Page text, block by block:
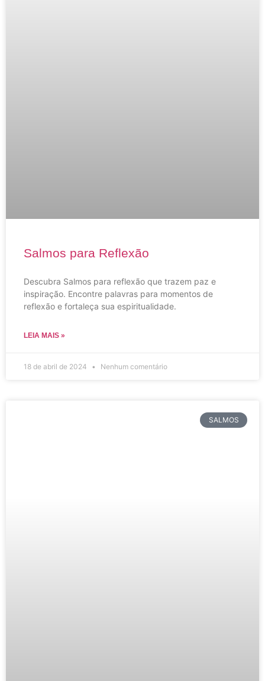
Salmos para Reflexão
Descubra Salmos para reflexão que trazem paz e
inspiração. Encontre palavras para momentos de
reflexão e fortaleça sua espiritualidade.
LEIA MAIS »
18 de abril de 2024 Nenhum comentário
SALMOS